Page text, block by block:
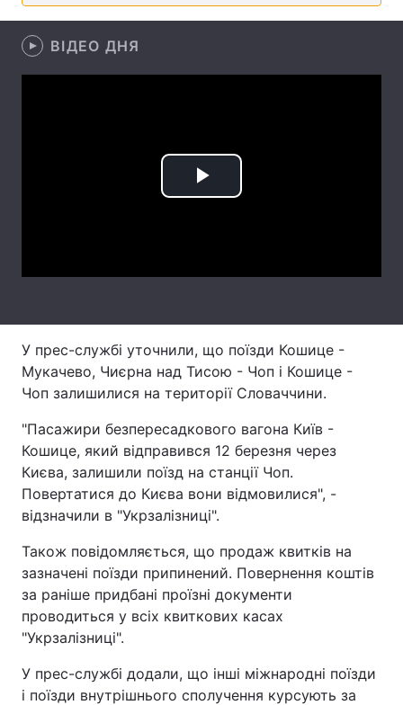
ВІДЕО ДНЯ
Play
У прес-службі уточнили, що поїзди Кошице -
Мукачево, Чиєрна над Тисою - Чоп і Кошице -
Чоп залишилися на території Словаччини.
"Пасажири безпересадкового вагона Київ -
Кошице, який відправився 12 березня через
Києва, залишили поїзд на станції Чоп.
Повертатися до Києва вони відмовилися", -
відзначили в "Укрзалізниці".
Також повідомляється, що продаж квитків на
зазначені поїзди припинений. Повернення коштів
за раніше придбані проїзні документи
проводиться у всіх квиткових касах
"Укрзалізниці".
У прес-службі додали, що інші міжнародні поїзди
і поїзди внутрішнього сполучення курсують за